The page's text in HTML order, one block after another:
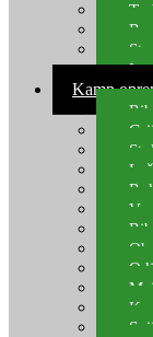
Kamp